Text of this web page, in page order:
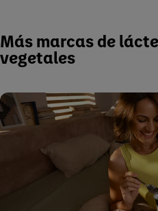
Más marcas de
vegetales